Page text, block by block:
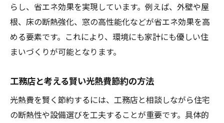
らし、省エネ効果を実現しています。例えば、外壁や屋
根、床の断熱強化、窓の高性能化などが省エネ効果を高
める要素です。これにより、環境にも家計にも優しい住
まいづくりが可能となります。
工務店と考える賢い光熱費節約の方法
光熱費を賢く節約するには、工務店と相談しながら住宅
の断熱性や設備選びを工夫することが重要です。具体的